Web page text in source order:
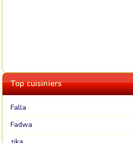
Top cuisiniers
Falla
Fadwa